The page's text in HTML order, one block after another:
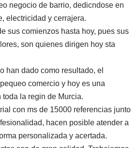
negocio de barrio, dedicndose en
electricidad y cerrajera.
sus comienzos hasta hoy, pues sus
son quienes dirigen hoy sta
han dado como resultado, el
comercio y hoy es una
la regin de Murcia.
con ms de 15000 referencias junto
hacen posible atender a
personalizada y acertada.